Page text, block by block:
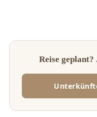
Reise